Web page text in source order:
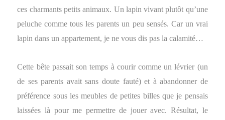
ces charmants petits animaux. Un lapin vivant plutôt qu’une
peluche comme tous les parents un peu sensés. Car un vrai
lapin dans un appartement, je ne vous dis pas la calamité…
Cette bête passait son temps à courir comme un lévrier (un
de ses parents avait sans doute fauté) et à abandonner de
préférence sous les meubles de petites billes que je pensais
laissées là pour me permettre de jouer avec. Résultat, le